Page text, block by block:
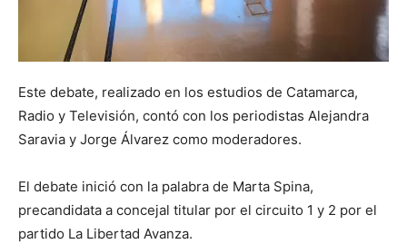
Este debate, realizado en los estudios de Catamarca,
Radio y Televisión, contó con los periodistas Alejandra
Saravia y Jorge Álvarez como moderadores.
El debate inició con la palabra de Marta Spina,
precandidata a concejal titular por el circuito 1 y 2 por el
partido La Libertad Avanza.